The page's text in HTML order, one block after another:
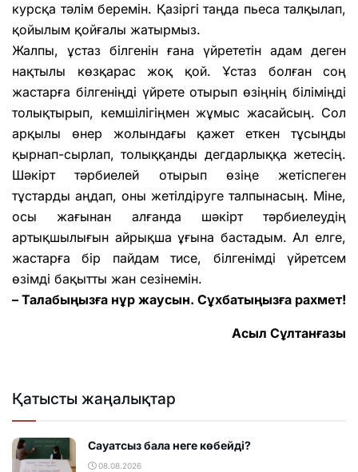
курсқа тәлім беремін. Қазіргі таңда пьеса талқылап,
қойылым қойғалы жатырмыз.
Жалпы, ұстаз білгенін ғана үйрететін адам деген
нақтылы көзқарас жоқ қой. Ұстаз болған соң
жастарға білгеніңді үйрете отырып өзіңнің біліміңді
толықтырып, кемшілігіңмен жұмыс жасайсың. Сол
арқылы өнер жолындағы қажет еткен тұсыңды
қырнап-сырлап, толыққанды дегдарлыққа жетесің.
Шәкірт тәрбиелей отырып өзіңе жетіспеген
тұстарды аңдап, оны жетілдіруге талпынасың. Міне,
осы жағынан алғанда шәкірт тәрбиелеудің
артықшылығын айрықша ұғына бастадым. Ал елге,
жастарға бір пайдам тисе, білгенімді үйретсем
өзімді бақытты жан сезінемін.
– Талабыңызға нұр жаусын. Сұхбатыңызға рахмет!
Асыл Сұлтанғазы
Қатысты жаңалықтар
Сауатсыз бала неге көбейді?
08.08.2026